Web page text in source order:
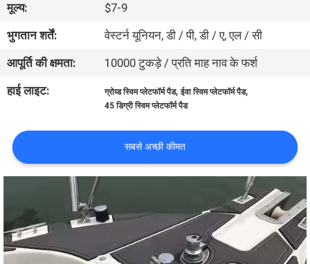
कारखाना
भ्रमण
नियंत्रण
संपर्क
समाचार
मूल्य:
$7-9
भुगतान शर्तें:
वेस्टर्न यूनियन, डी / पी, डी / ए, एल / सी
आपूर्ति की क्षमता:
10000 टुकड़े / प्रति माह नाव के फर्श
हाई लाइट:
ग्रोव्ड स्विम प्लेटफॉर्म पैड,ईवा स्विम प्लेटफॉर्म पैड,
45 डिग्री स्विम प्लेटफॉर्म पैड
सबसे अच्छी कीमत